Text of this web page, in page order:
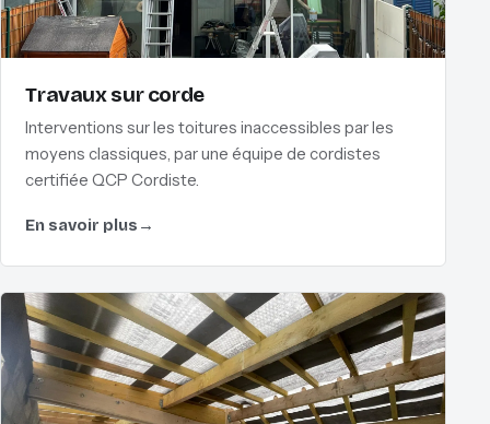
Travaux sur corde
Interventions sur les toitures inaccessibles par les
moyens classiques, par une équipe de cordistes
certifiée QCP Cordiste.
En savoir plus →